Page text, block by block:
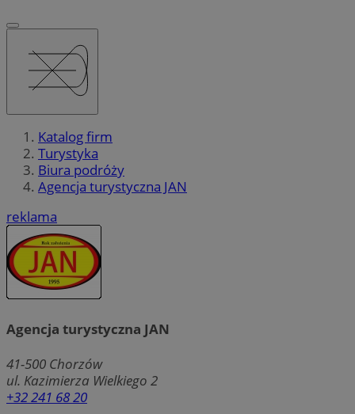
Katalog firm
Turystyka
Biura podróży
Agencja turystyczna JAN
reklama
Agencja turystyczna JAN
41-500 Chorzów
ul. Kazimierza Wielkiego 2
+32 241 68 20